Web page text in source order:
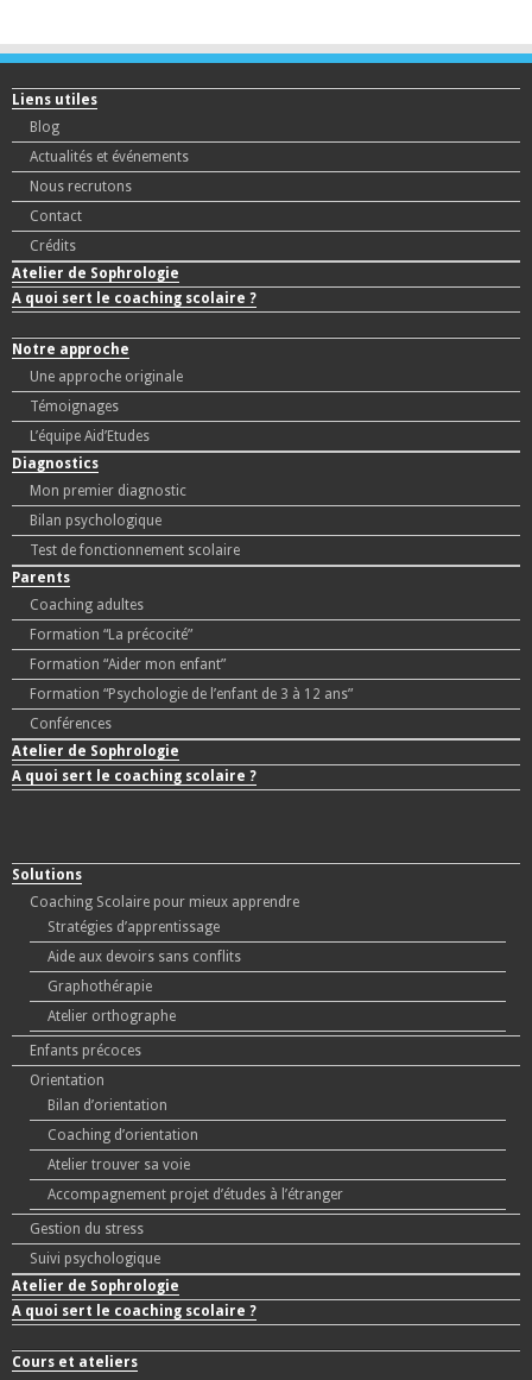
Liens utiles
Blog
Actualités et événements
Nous recrutons
Contact
Crédits
Atelier de Sophrologie
A quoi sert le coaching scolaire ?
Notre approche
Une approche originale
Témoignages
L’équipe Aid’Etudes
Diagnostics
Mon premier diagnostic
Bilan psychologique
Test de fonctionnement scolaire
Parents
Coaching adultes
Formation “La précocité”
Formation “Aider mon enfant”
Formation “Psychologie de l’enfant de 3 à 12 ans”
Conférences
Atelier de Sophrologie
A quoi sert le coaching scolaire ?
Solutions
Coaching Scolaire pour mieux apprendre
Stratégies d’apprentissage
Aide aux devoirs sans conflits
Graphothérapie
Atelier orthographe
Enfants précoces
Orientation
Bilan d’orientation
Coaching d’orientation
Atelier trouver sa voie
Accompagnement projet d’études à l’étranger
Gestion du stress
Suivi psychologique
Atelier de Sophrologie
A quoi sert le coaching scolaire ?
Cours et ateliers